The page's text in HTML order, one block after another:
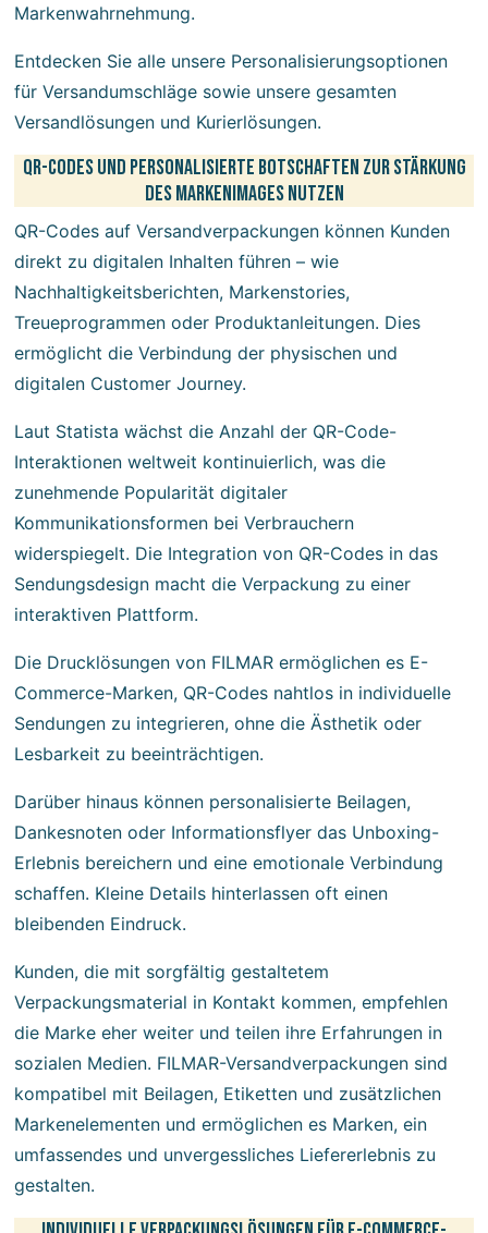
Markenwahrnehmung.
Entdecken Sie alle unsere Personalisierungsoptionen
für Versandumschläge sowie unsere gesamten
Versandlösungen und Kurierlösungen.
QR-Codes und personalisierte Botschaften zur Stärkung
des Markenimages nutzen
QR-Codes auf Versandverpackungen können Kunden
direkt zu digitalen Inhalten führen – wie
Nachhaltigkeitsberichten, Markenstories,
Treueprogrammen oder Produktanleitungen. Dies
ermöglicht die Verbindung der physischen und
digitalen Customer Journey.
Laut Statista wächst die Anzahl der QR-Code-
Interaktionen weltweit kontinuierlich, was die
zunehmende Popularität digitaler
Kommunikationsformen bei Verbrauchern
widerspiegelt. Die Integration von QR-Codes in das
Sendungsdesign macht die Verpackung zu einer
interaktiven Plattform.
Die Drucklösungen von FILMAR ermöglichen es E-
Commerce-Marken, QR-Codes nahtlos in individuelle
Sendungen zu integrieren, ohne die Ästhetik oder
Lesbarkeit zu beeinträchtigen.
Darüber hinaus können personalisierte Beilagen,
Dankesnoten oder Informationsflyer das Unboxing-
Erlebnis bereichern und eine emotionale Verbindung
schaffen. Kleine Details hinterlassen oft einen
bleibenden Eindruck.
Kunden, die mit sorgfältig gestaltetem
Verpackungsmaterial in Kontakt kommen, empfehlen
die Marke eher weiter und teilen ihre Erfahrungen in
sozialen Medien. FILMAR-Versandverpackungen sind
kompatibel mit Beilagen, Etiketten und zusätzlichen
Markenelementen und ermöglichen es Marken, ein
umfassendes und unvergessliches Liefererlebnis zu
gestalten.